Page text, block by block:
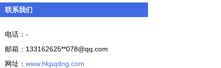
联系我们
电话：-
邮箱：133162625**078@qq.com
网址： www.hkpqdng.com